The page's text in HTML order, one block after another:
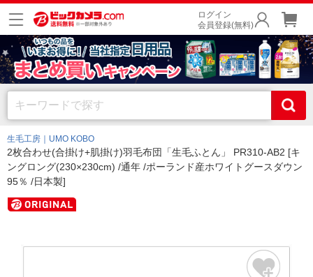
ログイン
会員登録(無料)
生毛工房｜UMO KOBO
2枚合わせ(合掛け+肌掛け)羽毛布団「生毛ふとん」 PR310-AB2 [キ
ングロング(230×230cm) /通年 /ポーランド産ホワイトグースダウン
95％ /日本製]